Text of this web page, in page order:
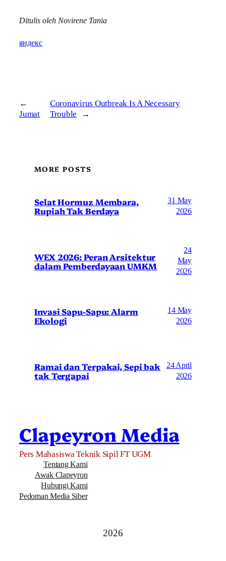
Ditulis oleh Novirene Tania
яндекс
←
Jumat
Coronavirus Outbreak Is A Necessary
Trouble
→
MORE POSTS
Selat Hormuz Membara,
Rupiah Tak Berdaya
31 May
2026
WEX 2026: Peran Arsitektur
dalam Pemberdayaan UMKM
24
May
2026
Invasi Sapu-Sapu: Alarm
Ekologi
14 May
2026
Ramai dan Terpakai, Sepi bak
tak Tergapai
24 April
2026
Clapeyron Media
Pers Mahasiswa Teknik Sipil FT UGM
Tentang Kami
Awak Clapeyron
Hubungi Kami
Pedoman Media Siber
2026